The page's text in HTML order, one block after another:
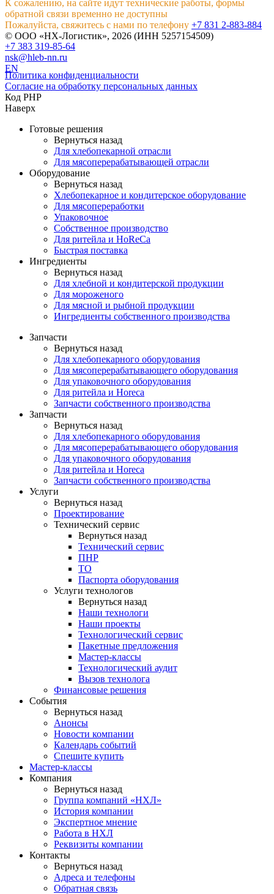
К сожалению, на сайте идут технические работы, формы
обратной связи временно не доступны
Пожалуйста, свяжитесь с нами по телефону +7 831 2-883-884
© ООО «НХ-Логистик», 2026 (ИНН 5257154509)
+7 383 319-85-64
nsk@hleb-nn.ru
EN
Политика конфиденциальности
Согласие на обработку персональных данных
Код PHP
Наверх
Готовые решения
Вернуться назад
Для хлебопекарной отрасли
Для мясоперерабатывающей отрасли
Оборудование
Вернуться назад
Хлебопекарное и кондитерское оборудование
Для мясопереработки
Упаковочное
Собственное производство
Для ритейла и HoReCa
Быстрая поставка
Ингредиенты
Вернуться назад
Для хлебной и кондитерской продукции
Для мороженого
Для мясной и рыбной продукции
Ингредиенты собственного производства
Запчасти
Вернуться назад
Для хлебопекарного оборудования
Для мясоперерабатывающего оборудования
Для упаковочного оборудования
Для ритейла и Horeca
Запчасти собственного производства
Запчасти
Вернуться назад
Для хлебопекарного оборудования
Для мясоперерабатывающего оборудования
Для упаковочного оборудования
Для ритейла и Horeca
Запчасти собственного производства
Услуги
Вернуться назад
Проектирование
Технический сервис
Вернуться назад
Технический сервис
ПНР
ТО
Паспорта оборудования
Услуги технологов
Вернуться назад
Наши технологи
Наши проекты
Технологический сервис
Пакетные предложения
Мастер-классы
Технологический аудит
Вызов технолога
Финансовые решения
События
Вернуться назад
Анонсы
Новости компании
Календарь событий
Спешите купить
Мастер-классы
Компания
Вернуться назад
Группа компаний «НХЛ»
История компании
Экспертное мнение
Работа в НХЛ
Реквизиты компании
Контакты
Вернуться назад
Адреса и телефоны
Обратная связь